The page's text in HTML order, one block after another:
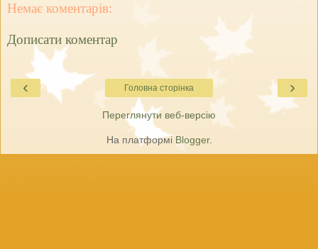
Немає коментарів:
Дописати коментар
‹ ›
Головна сторінка
Переглянути веб-версію
На платформі Blogger.